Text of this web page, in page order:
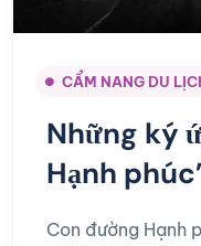
CẨM NANG DU
Những ký
Hạnh
Con đường Hạnh